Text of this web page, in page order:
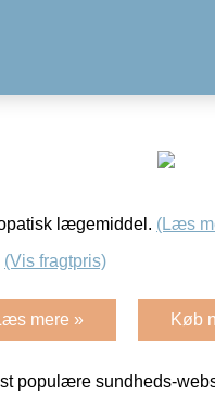
lægemiddel. (Læs
(Vis fragtpris)
mere » Køb
populære sundheds-